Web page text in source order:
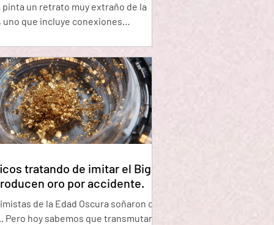
pinta un retrato muy extraño de la
uno que incluye conexiones
inquietantes, y talvez lo más
que espontáneamente
vacío del espacio. Estas partículas
"virtuales" deberían aparecer y
entre ellas en menos que lo que
tratando de imitar el Big
oro por accidente.
de la Edad Oscura soñaron con
Pero hoy sabemos que transmutar